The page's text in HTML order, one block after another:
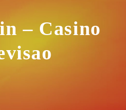
– Casino